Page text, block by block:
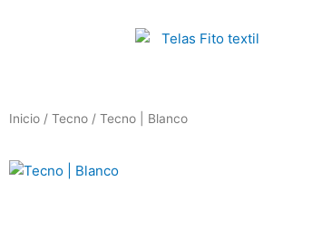
Inicio / Tecno / Tecno | Blanco